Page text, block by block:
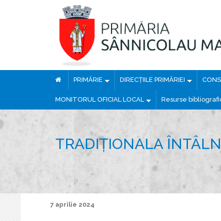
PRIMĂRIE DIRECȚIILE PRIMĂRIEI
MONITORUL OFICIAL LOCAL Resurse
TRADIȚIONALA
7 aprilie 2024